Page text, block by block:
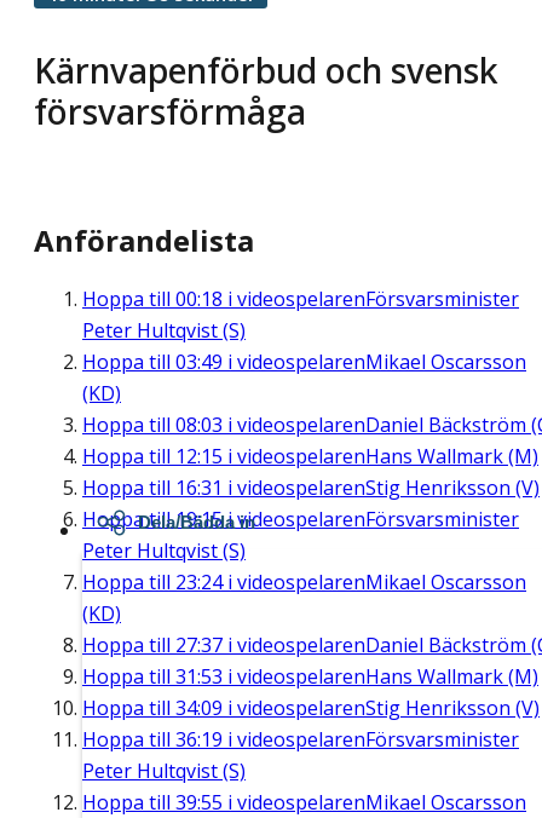
Kärnvapenförbud och svensk
försvarsförmåga
Anförandelista
Hoppa till 00:18 i videospelarenFörsvarsminister
Peter Hultqvist (S)
Hoppa till 03:49 i videospelarenMikael Oscarsson
(KD)
Hoppa till 08:03 i videospelarenDaniel Bäckström
Hoppa till 12:15 i videospelarenHans Wallmark (M)
Hoppa till 16:31 i videospelarenStig Henriksson (V)
Hoppa till19:15i videospelarenFörsvarsminister
Peter Hultqvist (S)
Hoppa till 23:24i videospelarenMikael Oscarsson
(KD)
Hoppa till 27:37 i videospelarenDaniel Bäckström
Hoppa till 31:53 i videospelarenHans Wallmark (M)
Hoppa till 34:09 i videospelarenStig Henriksson (V)
Hoppa till 36:19 i videospelarenFörsvarsminister
Peter Hultqvist (S)
Hoppa till 39:55 i videospelarenMikael Oscarsson
Dela/Bädda in